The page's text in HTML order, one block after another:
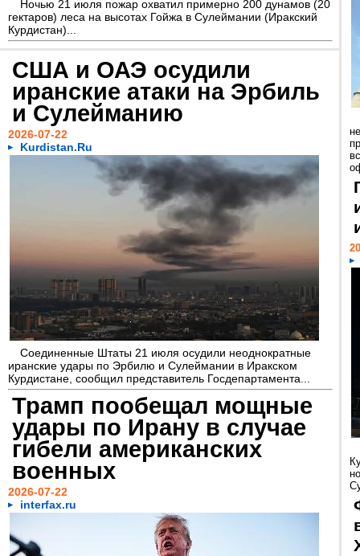
Ночью 21 июля пожар охватил примерно 200 дунамов (20
гектаров) леса на высотах Гойжа в Сулеймании (Иракский
Курдистан)...
США и ОАЭ осудили
иранские атаки на Эрбиль
и Сулейманию
2026-07-22
Kurdistan.Ru
Соединенные Штаты 21 июля осудили неоднократные
иранские удары по Эрбилю и Сулеймании в Иракском
Курдистане, сообщил представитель Госдепартамента...
Трамп пообещал мощные
удары по Ирану в случае
гибели американских
военных
2026-07-22
interfax.ru